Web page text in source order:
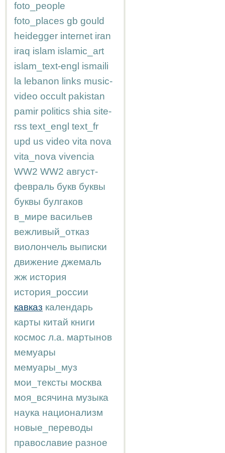
foto_people
foto_places gb gould
heidegger internet iran
iraq islam islamic_art
islam_text-engl ismaili
la lebanon links music-
video occult pakistan
pamir politics shia site-
rss text_engl text_fr
upd us video vita nova
vita_nova vivencia
WW2 WW2 август-
февраль букв буквы
буквы булгаков
в_мире васильев
вежливый_отказ
виолончель выписки
движение джемаль
жж история
история_россии
кавказ календарь
карты китай книги
космос л.а. мартынов
мемуары
мемуары_муз
мои_тексты москва
моя_всячина музыка
наука национализм
новые_переводы
православие разное